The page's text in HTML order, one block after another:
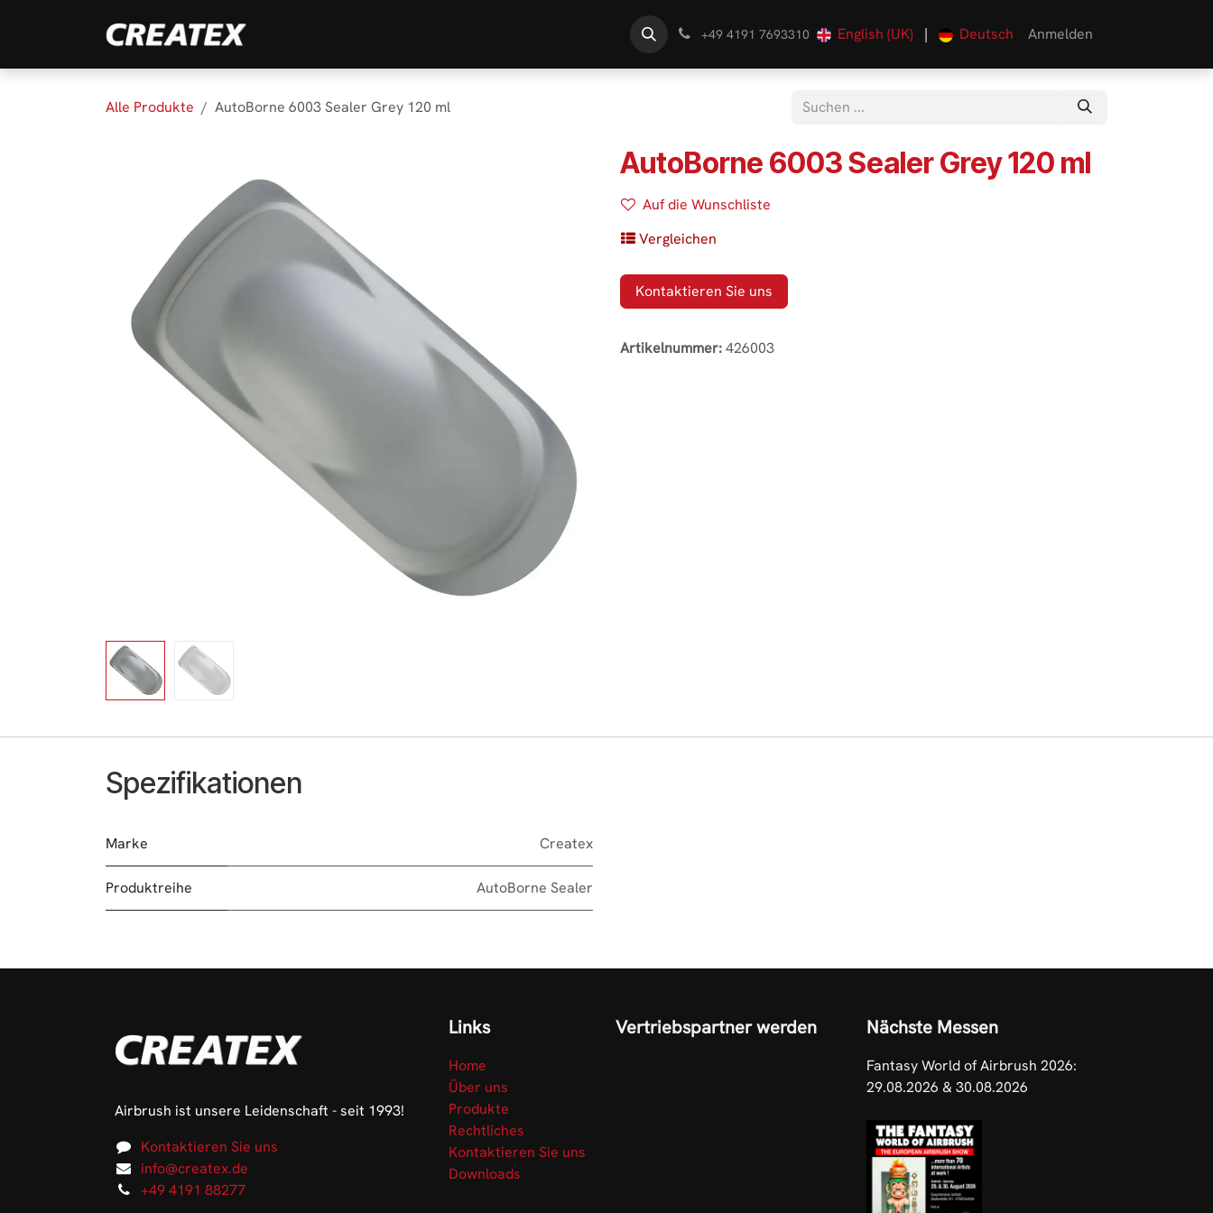
+49 4191 7693310 English (UK) | Deutsch Anmelden
Alle Produkte AutoBorne 6003 Sealer Grey 120 ml
AutoBorne 6003 Sealer Grey 120 ml
Auf die Wunschliste
Vergleichen
Kontaktieren Sie uns
Artikelnummer:426003
Spezifikationen
Marke Createx
Produktreihe AutoBorne Sealer
Airbrush ist unsere Leidenschaft - seit 1993!
Kontaktieren Sie uns
info@createx.de
+49 4191 88277
Links
Home
Über uns
Produkte
Rechtliches
Kontaktieren Sie uns
Downloads
Vertriebspartner werden Nächste Messen
Fantasy World of Airbrush 2026:
29.08.2026 & 30.08.2026